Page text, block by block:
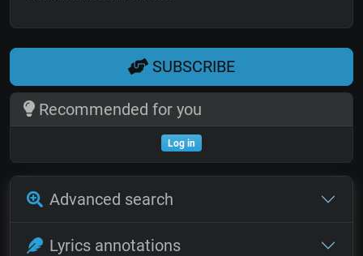
SUBSCRIBE
Recommended for you
Log in
Advanced search
Lyrics annotations